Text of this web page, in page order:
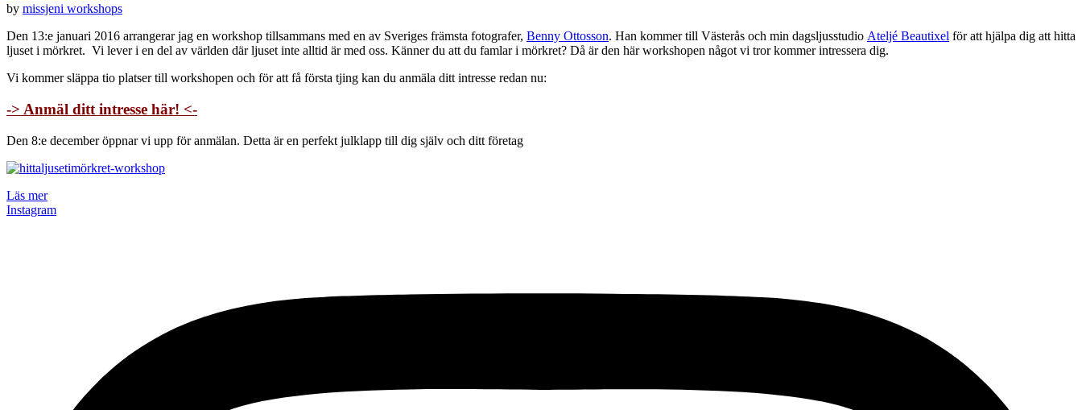
by missjeni workshops
Den 13:e januari 2016 arrangerar jag en workshop tillsammans med en av Sveriges främsta fotografer, Benny Ottosson. Han kommer till Västerås och min dagsljusstudio Ateljé Beautixel för att hjälpa dig att hitta
ljuset i mörkret. Vi lever i en del av världen där ljuset inte alltid är med oss. Känner du att du famlar i mörkret? Då är den här workshopen något vi tror kommer intressera dig.
Vi kommer släppa tio platser till workshopen och för att få första tjing kan du anmäla ditt intresse redan nu:
-> Anmäl ditt intresse här! <-
Den 8:e december öppnar vi upp för anmälan. Detta är en perfekt julklapp till dig själv och ditt företag
Läs mer
Instagram